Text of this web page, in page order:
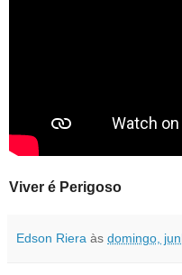
Viver é Perigoso
Edson Riera às domingo,